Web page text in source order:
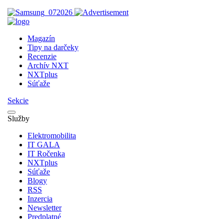
Magazín
Tipy na darčeky
Recenzie
Archív NXT
NXTplus
Súťaže
Sekcie
Služby
Elektromobilita
IT GALA
IT Ročenka
NXTplus
Súťaže
Blogy
RSS
Inzercia
Newsletter
Predplatné